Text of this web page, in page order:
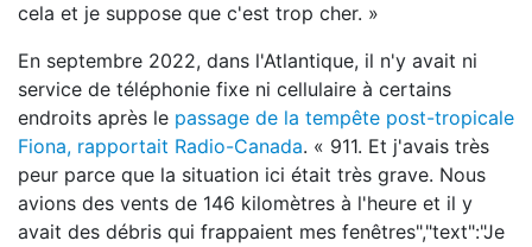
cela et je suppose que c'est trop cher. »
En septembre 2022, dans l'Atlantique, il n'y avait ni
service de téléphonie fixe ni cellulaire à certains
endroits après le passage de la tempête post-tropicale
Fiona, rapportait Radio-Canada.
911. Et j'avais très
peur parce que la situation ici était très grave. Nous
avions des vents de 146 kilomètres à l'heure et il y
avait des débris qui frappaient mes fenêtres","text":"Je